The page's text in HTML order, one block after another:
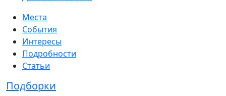
Места
События
Интересы
Подробности
Статьи
Подборки